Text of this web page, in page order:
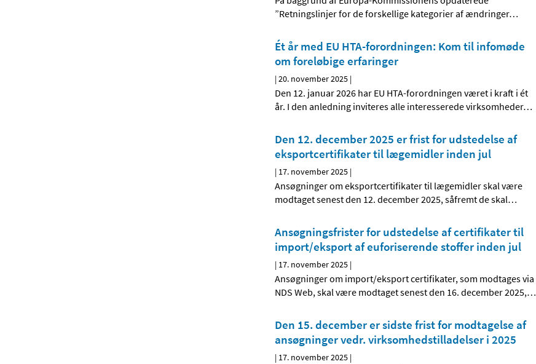
”Retningslinjer for de forskellige kategorier af ændringer…
Ét år med EU HTA-forordningen: Kom til infomøde
om foreløbige erfaringer
|20. november 2025 |
Den 12. januar 2026 har EU HTA-forordningen været i kraft i ét
år. I den anledning inviteres alle interesserede virksomheder…
Den 12. december 2025 er frist for udstedelse af
eksportcertifikater til lægemidler inden jul
| 17. november 2025 |
Ansøgninger om eksportcertifikater til lægemidler skal være
modtaget senest den 12. december 2025, såfremt de skal…
Ansøgningsfrister for udstedelse af certifikater til
import/eksport af euforiserende stoffer inden jul
| 17. november 2025 |
Ansøgninger om import/eksport certifikater, som modtages via
NDS Web, skal være modtaget senest den 16. december 2025,…
Den 15. december er sidste frist for modtagelse af
ansøgninger vedr. virksomhedstilladelser i 2025
| 17. november 2025 |